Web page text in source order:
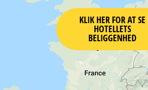
KLIK HER FOR AT SE
HOTELLETS
BELIGGENHED